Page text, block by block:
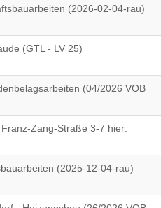
(2026-02-04-rau)
(GTL - LV 25)
(04/2026 VOB
Zang-Straße 3-7 hier:
(2025-12-04-rau)